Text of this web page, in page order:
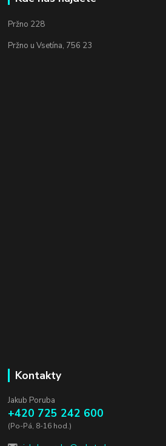
Pržno 228
Pržno u Vsetína, 756 23
Kontakty
Jakub Poruba
+420 725 242 600
(Po-Pá, 8-16 hod.)